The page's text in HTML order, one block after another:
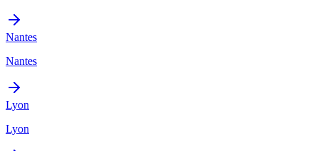
Nantes
Nantes
Lyon
Lyon